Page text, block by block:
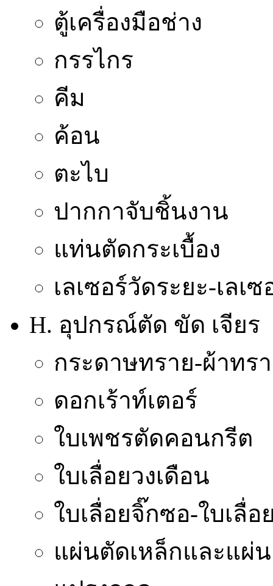
ตู้เครื่องมือช่าง
กรรไกร
คีม
ค้อน
ตะไบ
ปากกาจับชิ้นงาน
แท่นตัดกระเบื้อง
เลเซอร์วัดระยะ-เลเ
H. อุปกรณ์ตัด ขัด เจียร
กระดาษทราย-ผ้าทร
ดอกเร้าท์เตอร์
ใบเพชรตัดคอนกรีต
ใบเลื่อยวงเดือน
ใบเลื่อยจิ๊กซอ-ใบเลื่อ
แผ่นตัดเหล็กและแผ่น